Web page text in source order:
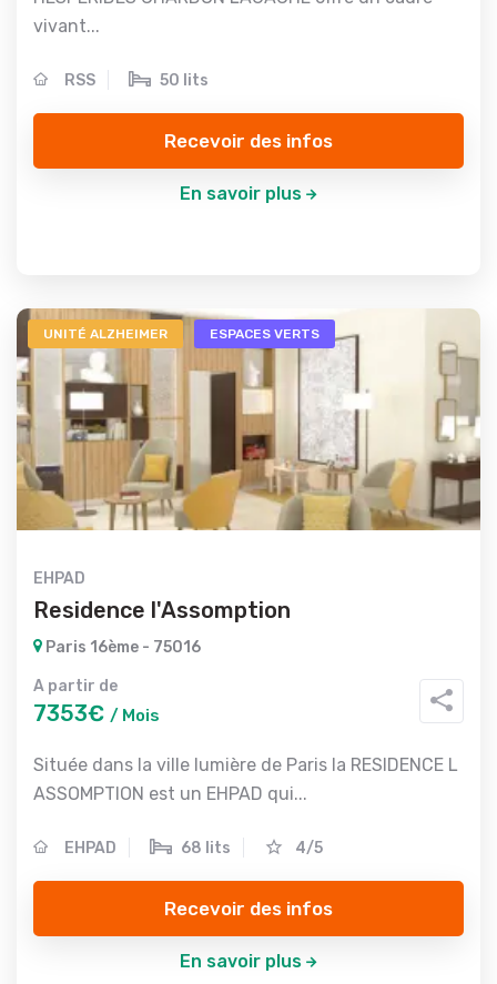
vivant...
RSS 50 lits
Recevoir des infos
En savoir plus
UNITÉ ALZHEIMER ESPACES VERTS
EHPAD
Residence l'Assomption
Paris 16ème - 75016
A partir de
7353€ / Mois
Située dans la ville lumière de Paris la RESIDENCE L
ASSOMPTION est un EHPAD qui...
EHPAD 68 lits 4/5
Recevoir des infos
En savoir plus